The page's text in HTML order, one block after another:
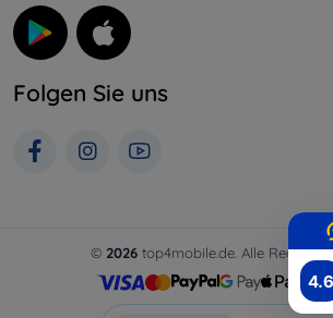
4.6
Folgen Sie uns
© 2026 top4mobile.de. Alle Rechte